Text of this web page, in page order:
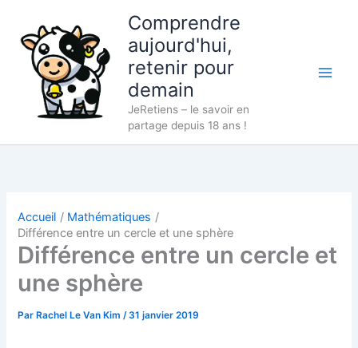
contenu
Comprendre
aujourd'hui,
retenir pour
demain
JeRetiens – le savoir en
partage depuis 18 ans !
Accueil
Mathématiques
Différence entre un cercle et une sphère
Différence entre un cercle et
une sphère
Par Rachel Le Van Kim/31 janvier 2019